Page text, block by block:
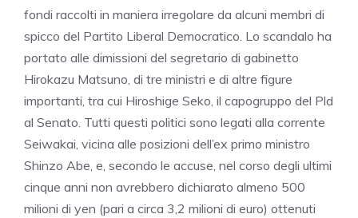
fondi raccolti in maniera irregolare da alcuni membri di
spicco del Partito Liberal Democratico. Lo scandalo ha
portato alle dimissioni del segretario di gabinetto
Hirokazu Matsuno, di tre ministri e di altre figure
importanti, tra cui Hiroshige Seko, il capogruppo del Pld
al Senato. Tutti questi politici sono legati alla corrente
Seiwakai, vicina alle posizioni dell’ex primo ministro
Shinzo Abe, e, secondo le accuse, nel corso degli ultimi
cinque anni non avrebbero dichiarato almeno 500
milioni di yen (pari a circa 3,2 milioni di euro) ottenuti